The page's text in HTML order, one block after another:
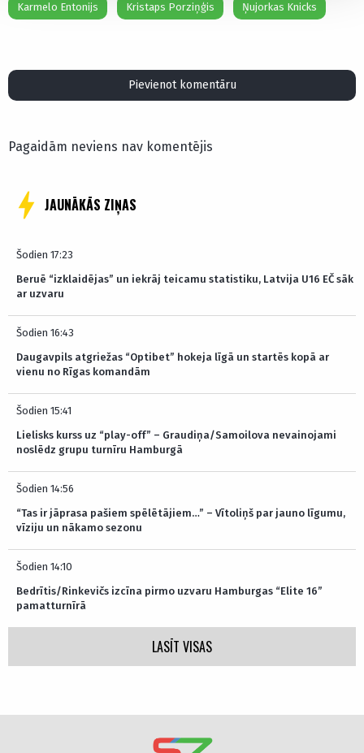
Karmelo Entonijs Kristaps Porziņģis Ņujorkas Knicks
Pievienot komentāru
Pagaidām neviens nav komentējis
JAUNĀKĀS ZIŅAS
Šodien 17:23
Beruē “izklaidējas” un iekrāj teicamu statistiku, Latvija U16 EČ sāk
ar uzvaru
Šodien 16:43
Daugavpils atgriežas “Optibet” hokeja līgā un startēs kopā ar
vienu no Rīgas komandām
Šodien 15:41
Lielisks kurss uz “play-off” – Graudiņa/Samoilova nevainojami
noslēdz grupu turnīru Hamburgā
Šodien 14:56
“Tas ir jāprasa pašiem spēlētājiem…” – Vītoliņš par jauno līgumu,
vīziju un nākamo sezonu
Šodien 14:10
Bedrītis/Rinkevičs izcīna pirmo uzvaru Hamburgas “Elite 16”
pamatturnīrā
LASĪT VISAS